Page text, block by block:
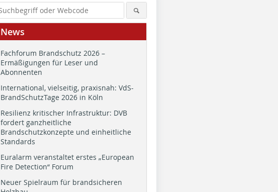
GmbH
News
Fachforum Brandschutz 2026 –
Ermäßigungen für Leser und
Abonnenten
International, vielseitig, praxisnah: VdS-
BrandSchutzTage 2026 in Köln
Resilienz kritischer Infrastruktur: DVB
fordert ganzheitliche
Brandschutzkonzepte und einheitliche
Standards
Euralarm veranstaltet erstes „European
Fire Detection“ Forum
Neuer Spielraum für brandsicheren